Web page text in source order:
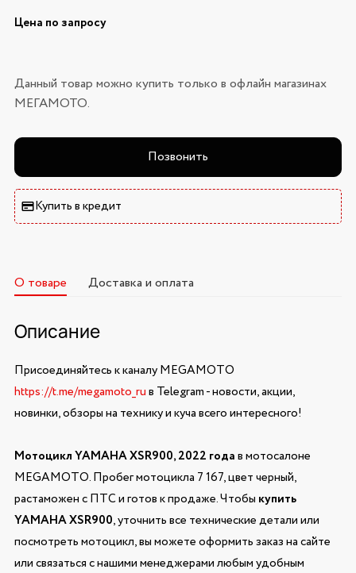
Цена по запросу
Данный товар можно купить только в офлайн магазинах
МЕГАМОТО.
Позвонить
Купить в кредит
О товаре Доставка и оплата
Описание
Присоединяйтесь к каналу MEGAMOTO
https://t.me/megamoto_ruв Telegram - новости, акции,
новинки, обзоры на технику и куча всего интересного!
Мотоцикл YAMAHA XSR900, 2022 годав мотосалоне
MEGAMOTO. Пробег мотоцикла 7 167, цвет черный,
растаможен с ПТС и готов к продаже. Чтобы купить
YAMAHA XSR900, уточнить все технические детали или
посмотреть мотоцикл, вы можете оформить заказ на сайте
или связаться с нашими менеджерами любым удобным